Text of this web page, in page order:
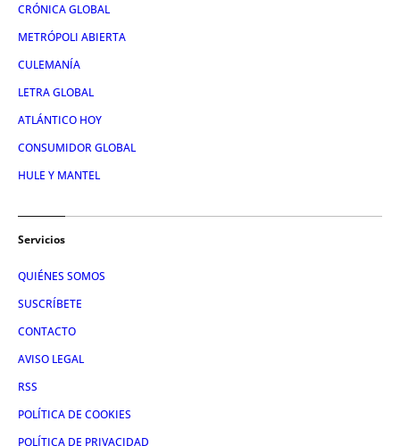
CRÓNICA GLOBAL
METRÓPOLI ABIERTA
CULEMANÍA
LETRA GLOBAL
ATLÁNTICO HOY
CONSUMIDOR GLOBAL
HULE Y MANTEL
Servicios
QUIÉNES SOMOS
SUSCRÍBETE
CONTACTO
AVISO LEGAL
RSS
POLÍTICA DE COOKIES
POLÍTICA DE PRIVACIDAD